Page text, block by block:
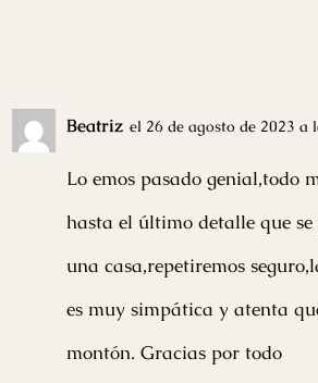
Beatriz el 26 de agosto de 2023 a
Lo emos pasado genial,todo
hasta el último detalle que
una casa,repetiremos
es muy simpática y atenta
montón. Gracias por todo